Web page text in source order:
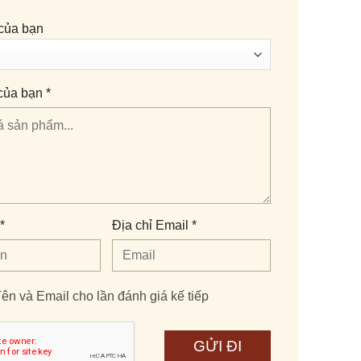
bạn
bạn *
Địa chỉ Email *
và Email cho lần đánh giá kế tiếp